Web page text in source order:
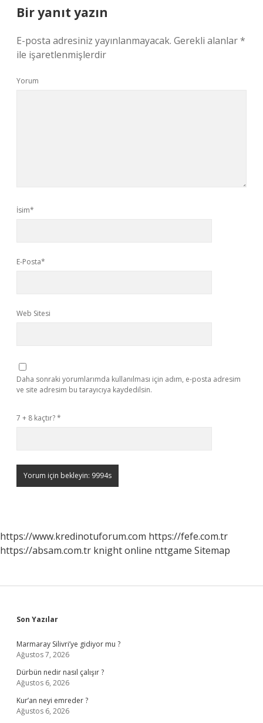
Bir yanıt yazın
E-posta adresiniz yayınlanmayacak. Gerekli alanlar*
ile işaretlenmişlerdir
Yorum
İsim*
E-Posta*
Web Sitesi
Daha sonraki yorumlarımda kullanılması için adım, e-posta adresim
ve site adresim bu tarayıcıya kaydedilsin.
7 + 8 kaçtır?*
https://www.kredinotuforum.com https://fefe.com.tr
https://absam.com.tr knight online nttgame Sitemap
Sidebar
Son Yazılar
Marmaray Silivri’ye gidiyor mu ?
Ağustos 7, 2026
Dürbün nedir nasıl çalışır ?
Ağustos 6, 2026
Kur’an neyi emreder ?
Ağustos 6, 2026